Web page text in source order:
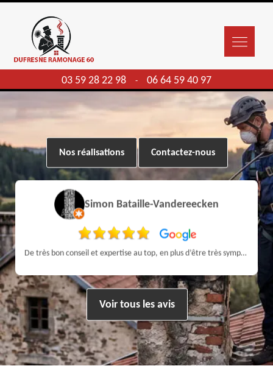
03 59 28 22 98 - 06 64 59 40 97
Nos réalisations Contactez-nous
Simon Bataille-Vandereecken
De très bon conseil et expertise au top, en plus d’être très sympathique, je recommande! Nous avons été bien aidés et renseignés sur quoi faire de notre insert et son entretien futur, merci :)
Voir tous les avis